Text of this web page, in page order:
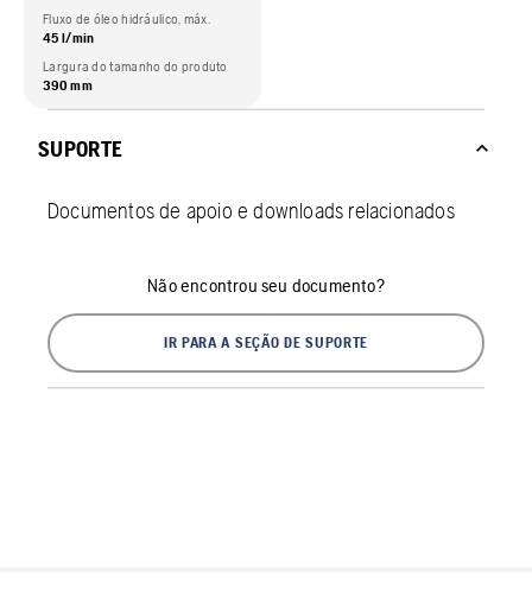
Fluxo de óleo hidráulico, máx.
45 l/min
Largura do tamanho do produto
390 mm
SUPORTE
Documentos de apoio e downloads relacionados
Não encontrou seu documento?
IR PARA A SEÇÃO DE SUPORTE